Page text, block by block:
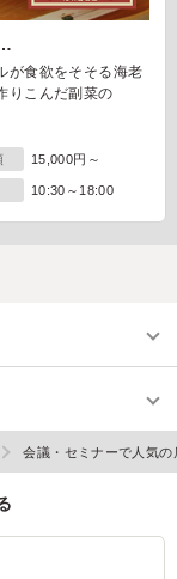
が食欲をそそる海老
りこんだ副菜の
15,000円～
10:30～18:00
会議・セミナーで人気